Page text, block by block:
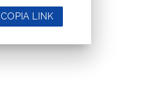
COPIA LINK